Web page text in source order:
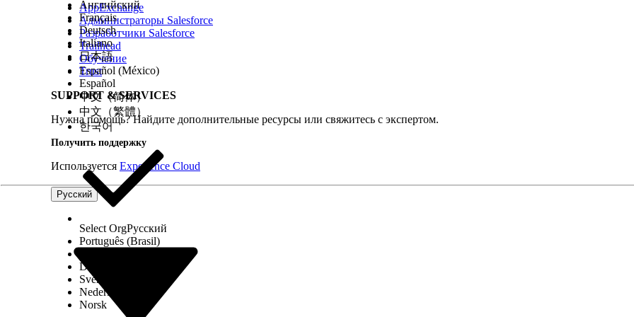
AppExchange
Администраторы Salesforce
Разработчики Salesforce
Trailhead
Обучение
Trust
SUPPORT & SERVICES
Нужна помощь? Найдите дополнительные ресурсы или свяжитесь с экспертом.
Получить поддержку
Используется Experience Cloud
Русский
Английский
Français
Deutsch
Italiano
日本語
Español (México)
Español
中文（简体）
中文（繁體）
한국어
Select OrgРусский
Português (Brasil)
Dansk
Svenska
Nederlands
Norsk